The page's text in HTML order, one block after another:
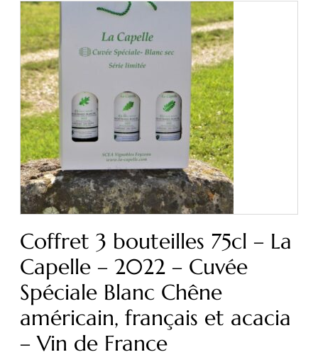
Coffret 3 bouteilles 75cl – La
Capelle – 2022 – Cuvée
Spéciale Blanc Chêne
américain, français et acacia
– Vin de France